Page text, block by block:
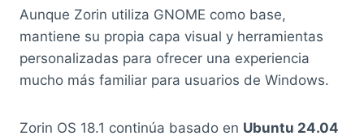
Aunque Zorin utiliza GNOME como base,
mantiene su propia capa visual y herramientas
personalizadas para ofrecer una experiencia
mucho más familiar para usuarios de Windows.
Zorin OS 18.1 continúa basado en Ubuntu 24.04